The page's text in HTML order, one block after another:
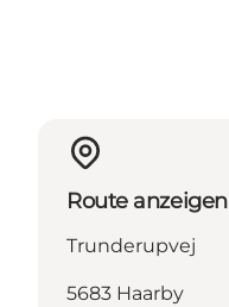
Route anzeigen
Trunderupvej
5683 Haarby